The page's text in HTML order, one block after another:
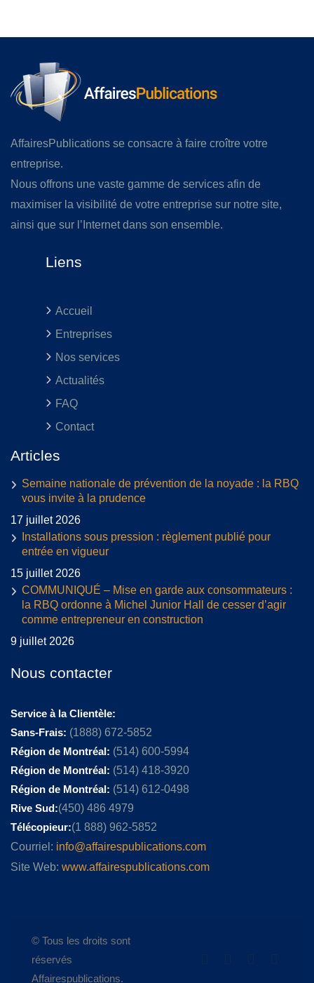
AffairesPublications se consacre à faire croître votre
entreprise.
Nous offrons une vaste gamme de services afin de
maximiser la visibilité de votre entreprise sur notre site,
ainsi que sur l’Internet dans son ensemble.
Liens
Accueil
Entreprises
Nos services
Actualités
FAQ
Contact
Articles
Semaine nationale de prévention de la noyade : la RBQ
vous invite à la prudence
17 juillet 2026
Installations sous pression : règlement publié pour
entrée en vigueur
15 juillet 2026
COMMUNIQUÉ – Mise en garde aux consommateurs :
la RBQ ordonne à Michel Junior Hall de cesser d’agir
comme entrepreneur en construction
9 juillet 2026
Nous contacter
Service à la Clientèle:
Sans-Frais: (1888) 672-5852
Région de Montréal: (514) 600-5994
Région de Montréal: (514) 418-3920
Région de Montréal: (514) 612-0498
Rive Sud:(450) 486 4979
Télécopieur:(1 888) 962-5852
Courriel: info@affairespublications.com
Site Web: www.affairespublications.com
© Tous les droits sont
réservés
Affairespublications.